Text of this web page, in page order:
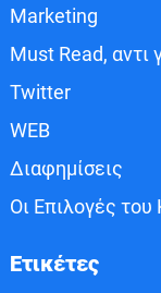
Marketing
Must Read, αντι
Twitter
WEB
Διαφημίσεις
Οι Επιλογές του
Ετικέτες